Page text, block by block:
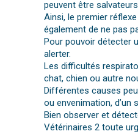
peuvent être
Ainsi, le premier
également de ne pas
Pour pouvoir détecter
alerter.
Les difficultés
chat, chien ou autre
Différentes causes
ou envenimation, d’un
Bien observer et
Vétérinaires 2 toute